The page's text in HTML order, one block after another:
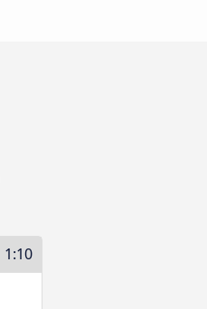
1:10